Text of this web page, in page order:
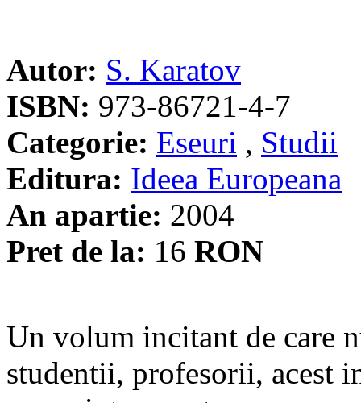
Autor: S. Karatov
ISBN: 973-86721-4-7
Categorie: Eseuri , Studii
Editura: Ideea Europeana
An apartie: 2004
Pret de la: 16 RON
Un volum incitant de care
studentii, profesorii, acest